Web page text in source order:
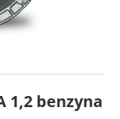
1,2 benzyna